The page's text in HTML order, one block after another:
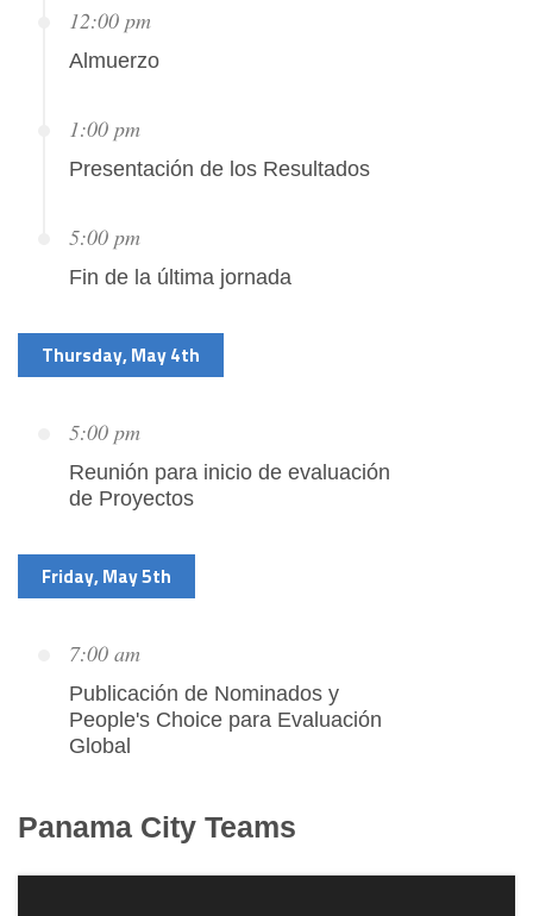
12:00 pm
Almuerzo
1:00 pm
Presentación de los Resultados
5:00 pm
Fin de la última jornada
Thursday, May 4th
5:00 pm
Reunión para inicio de evaluación
de Proyectos
Friday, May 5th
7:00 am
Publicación de Nominados y
People's Choice para Evaluación
Global
Panama City Teams